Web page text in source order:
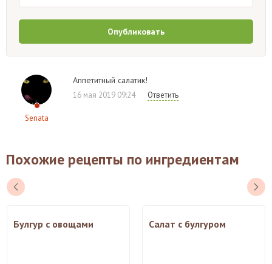
Опубликовать
Senata
Аппетитный салатик!
16 мая 2019 09:24 Ответить
Похожие рецепты по ингредиентам
Булгур с овощами Салат с булгуром